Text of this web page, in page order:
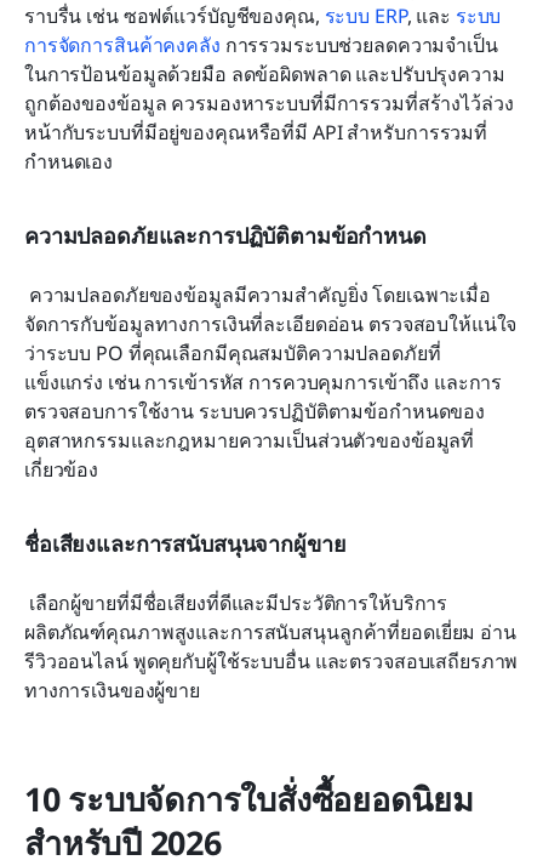
ราบรื่น เช่น ซอฟต์แวร์บัญชีของคุณ, ระบบ ERP, และ ระบบ
การจัดการสินค้าคงคลัง การรวมระบบช่วยลดความจำเป็น
ในการป้อนข้อมูลด้วยมือ ลดข้อผิดพลาด และปรับปรุงความ
ถูกต้องของข้อมูล ควรมองหาระบบที่มีการรวมที่สร้างไว้ล่วง
หน้ากับระบบที่มีอยู่ของคุณหรือที่มี API สำหรับการรวมที่
กำหนดเอง
ความปลอดภัยและการปฏิบัติตามข้อกำหนด
จัดการกับข้อมูลทางการเงินที่ละเอียดอ่อน ตรวจสอบให้แน่ใจ
ว่าระบบ PO ที่คุณเลือกมีคุณสมบัติความปลอดภัยที่
แข็งแกร่ง เช่น การเข้ารหัส การควบคุมการเข้าถึง และการ
ตรวจสอบการใช้งาน ระบบควรปฏิบัติตามข้อกำหนดของ
อุตสาหกรรมและกฎหมายความเป็นส่วนตัวของข้อมูลที่
เกี่ยวข้อง
ชื่อเสียงและการสนับสนุนจากผู้ขาย
ผลิตภัณฑ์คุณภาพสูงและการสนับสนุนลูกค้าที่ยอดเยี่ยม อ่าน
รีวิวออนไลน์ พูดคุยกับผู้ใช้ระบบอื่น และตรวจสอบเสถียรภาพ
ทางการเงินของผู้ขาย
10 ระบบจัดการใบสั่งซื้อยอดนิยม
สำหรับปี 2026